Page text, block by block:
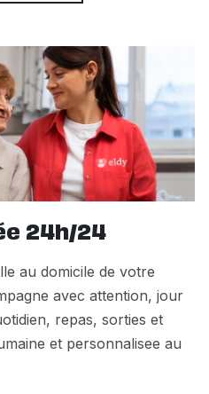
24h/24
au domicile de votre
avec attention, jour
repas, sorties et
et personnalisee au